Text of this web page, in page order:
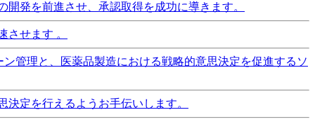
発を前進させ、承認取得を成功に導きます。
せます 。
管理と、医薬品製造における戦略的意思決定を促進するソ
定を行えるようお手伝いします。